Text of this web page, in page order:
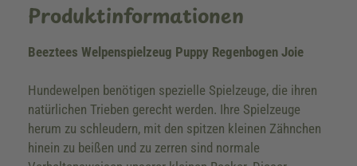
Produktinformationen
Beeztees Welpenspielzeug Puppy Regenbogen Joie
Hundewelpen benötigen spezielle Spielzeuge, die ihren
natürlichen Trieben gerecht werden. Ihre Spielzeuge
herum zu schleudern, mit den spitzen kleinen Zähnchen
hinein zu beißen und zu zerren sind normale